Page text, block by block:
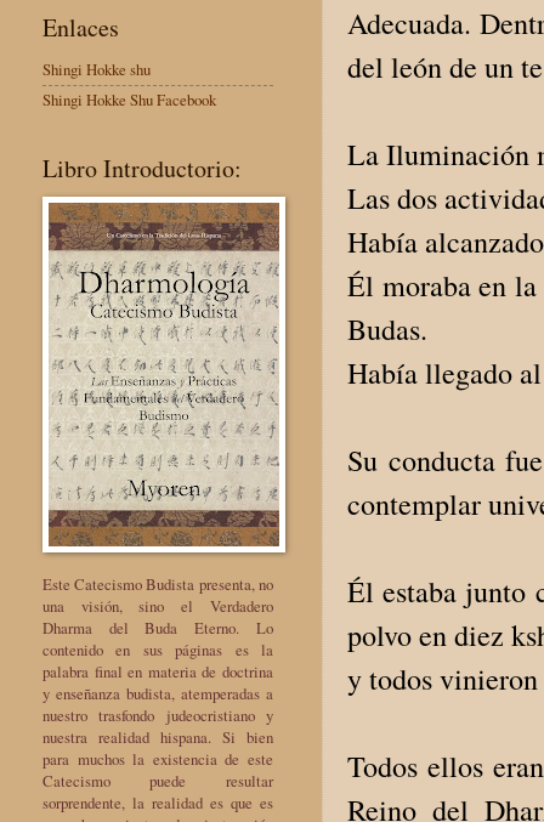
Adecuada.
del león de un
La Iluminación
Las dos
Había
Él moraba en
Budas.
Había llegado
Su conducta
contemplar
Él estaba junto
polvo en diez
y todos
Todos ellos
Reino del
Enlaces
Shingi Hokke shu
Shingi Hokke Shu Facebook
Libro Introductorio:
Este Catecismo Budista presenta, no
una visión, sino el Verdadero
Dharma del Buda Eterno. Lo
contenido en sus páginas es la
palabra final en materia de doctrina
y enseñanza budista, atemperadas a
nuestro trasfondo judeocristiano y
nuestra realidad hispana. Si bien
para muchos la existencia de este
Catecismo puede resultar
sorprendente, la realidad es que es